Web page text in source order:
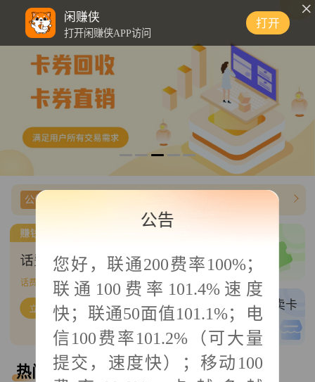
闲赚侠
打开闲赚侠APP访问
打开
公告信息
话费帮充718 单可接
三网话费/商超直充
权益帮充
0 单可接
买卡/卖卡
低买高卖
热门回收 热门直销
公告
您好， 联通200费率100%；
联通100费率101.4%速度
快；联通50面值101.1%；电
信100费率101.2%（可大量
提交，速度快）；移动100